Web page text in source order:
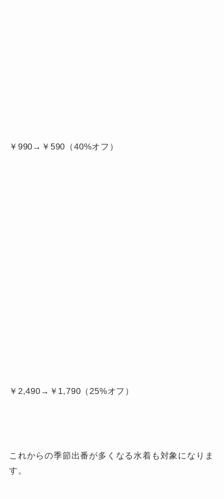
￥990→￥ 590（40%オフ）
￥2,490→￥ 1,790（25%オフ）
これからの季節出番が多くなる水着も対象になりま
す。